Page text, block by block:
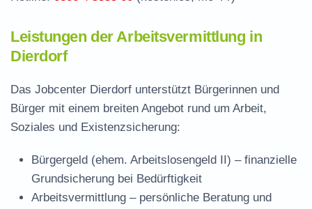
Leistungen der Arbeitsvermittlung in
Dierdorf
Das Jobcenter Dierdorf unterstützt Bürgerinnen und
Bürger mit einem breiten Angebot rund um Arbeit,
Soziales und Existenzsicherung:
Bürgergeld (ehem. Arbeitslosengeld II) – finanzielle
Grundsicherung bei Bedürftigkeit
Arbeitsvermittlung – persönliche Beratung und